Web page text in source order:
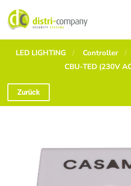
Skip to main content
LED LIGHTING Controller
CBU-TED (230V
Zurück